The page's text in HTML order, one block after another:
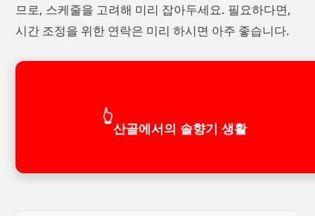
므로, 스케줄을 고려해 미리 잡아두세요. 필요하다면,
시간 조정을 위한 연락은 미리 하시면 아주 좋습니다.
👆
산골에서의 솔향기 생활